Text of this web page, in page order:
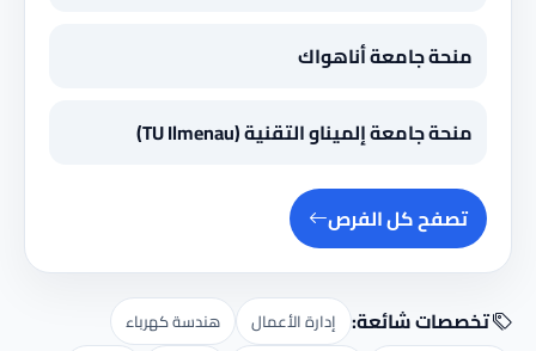
منحة جامعة أناهواك
منحة جامعة إلميناو التقنية (TU Ilmenau)
تصفح كل الفرص
تخصصات شائعة: إدارة الأعمال هندسة كهرباء